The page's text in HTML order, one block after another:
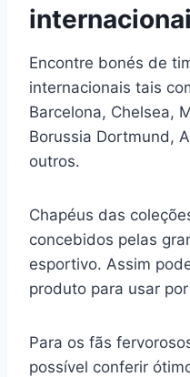
Encontre bonés de
internacionais tais
Barcelona, Chelsea,
Borussia Dortmund,
outros.
Chapéus das
concebidos pelas
esportivo. Assim
produto para usar
Para os fãs
possível conferir